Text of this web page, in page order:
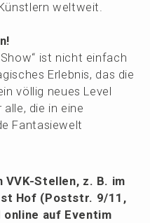
weltweit.
ist nicht einfach
Erleb­nis, das die
völlig neues Level
die in eine
Fanta­sie­welt
Stellen, z. B. im
Hof (Poststr. 9/11,
auf Eventim